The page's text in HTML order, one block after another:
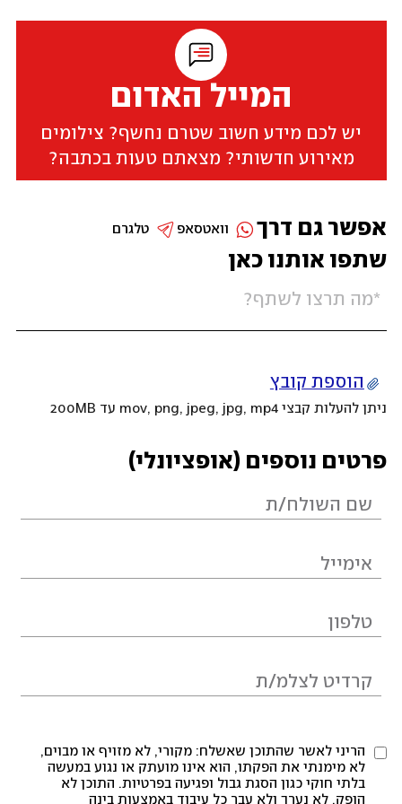
המייל האדום
יש לכם מידע חשוב שטרם נחשף? צילומים
מאירוע חדשותי? מצאתם טעות בכתבה?
שתפו אותנו כאן
הוספת קובץ
ניתן להעלות קבצי mov, png, jpeg, jpg, mp4 עד 200MB
פרטים נוספים (אופציונלי)
הריני לאשר שהתוכן שאשלח: מקורי, לא מזויף או מבוים,
לא מימנתי את הפקתו, הוא אינו מועתק או נגוע במעשה
בלתי חוקי כגון הסגת גבול ופגיעה בפרטיות. התוכן לא
הופק, לא נערך ולא עבר כל עיבוד באמצעות בינה
אפשר גם דרך טלגרם וואטסאפ